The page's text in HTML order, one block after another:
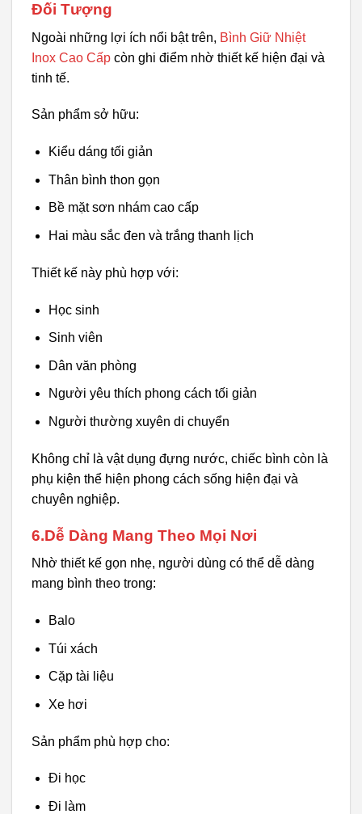
Đối Tượng
Ngoài những lợi ích nổi bật trên, Bình Giữ Nhiệt
Inox Cao Cấp còn ghi điểm nhờ thiết kế hiện đại và
tinh tế.
Sản phẩm sở hữu:
Kiểu dáng tối giản
Thân bình thon gọn
Bề mặt sơn nhám cao cấp
Hai màu sắc đen và trắng thanh lịch
Thiết kế này phù hợp với:
Học sinh
Sinh viên
Dân văn phòng
Người yêu thích phong cách tối giản
Người thường xuyên di chuyển
Không chỉ là vật dụng đựng nước, chiếc bình còn là
phụ kiện thể hiện phong cách sống hiện đại và
chuyên nghiệp.
6.Dễ Dàng Mang Theo Mọi Nơi
Nhờ thiết kế gọn nhẹ, người dùng có thể dễ dàng
mang bình theo trong:
Balo
Túi xách
Cặp tài liệu
Xe hơi
Sản phẩm phù hợp cho:
Đi học
Đi làm